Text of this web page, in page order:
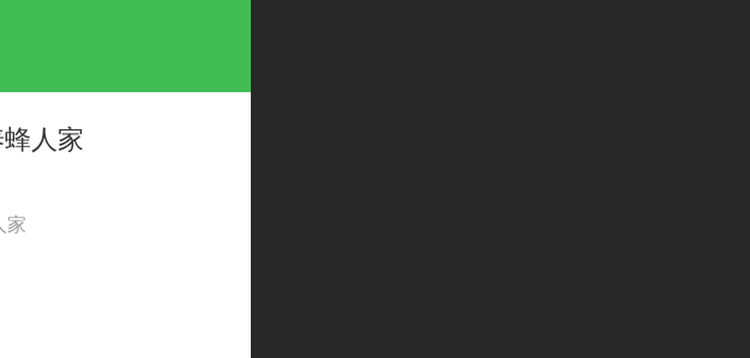
人家
家